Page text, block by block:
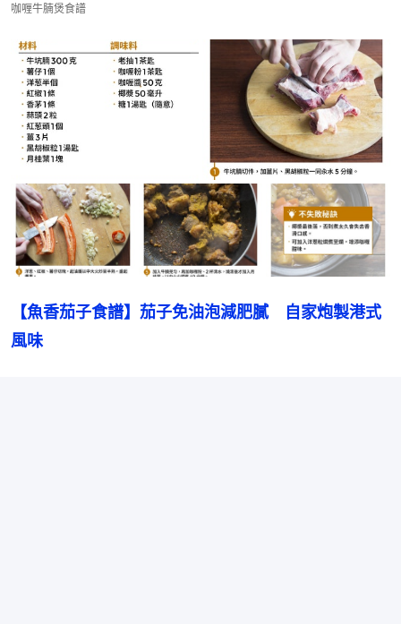
咖喱牛腩煲食譜
【魚香茄子食譜】茄子免油泡減肥膩　自家炮製港式
風味